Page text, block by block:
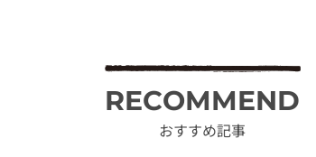
RECOMMEND
おすすめ記事